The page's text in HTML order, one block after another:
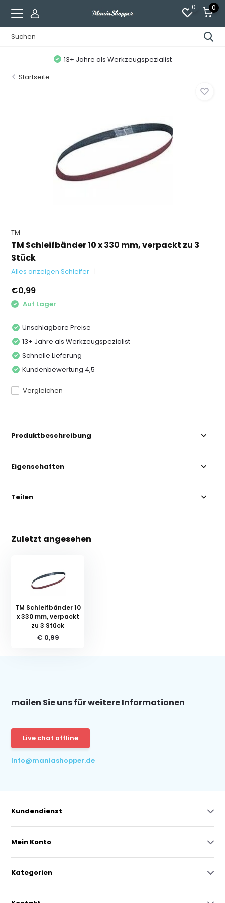
0 0
13+ Jahre als Werkzeugspezialist
Startseite
TM
TM Schleifbänder 10 x 330 mm, verpackt zu 3
Stück
Alles anzeigen Schleifer
€0,99
Auf Lager
Unschlagbare Preise
13+ Jahre als Werkzeugspezialist
Schnelle Lieferung
Kundenbewertung 4,5
Vergleichen
Produktbeschreibung
Eigenschaften
Teilen
Zuletzt angesehen
TM Schleifbänder 10
x 330 mm, verpackt
zu 3 Stück
€ 0,99
mailen Sie uns für weitere Informationen
Live chat offline
Info@maniashopper.de
Kundendienst
Mein Konto
Kategorien